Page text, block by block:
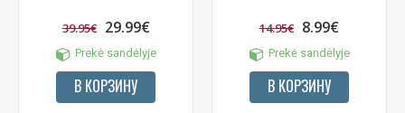
39.95€ 29.99€
Prekė sandėlyje
В КОРЗИНУ
14.95€ 8.99€
Prekė sandėlyje
В КОРЗИНУ